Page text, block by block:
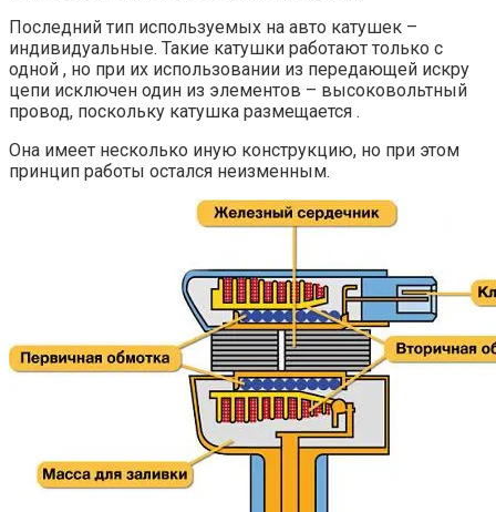
Последний тип используемых на авто катушек –
индивидуальные. Такие катушки работают только с
одной , но при их использовании из передающей искру
цепи исключен один из элементов – высоковольтный
провод, поскольку катушка размещается .
Она имеет несколько иную конструкцию, но при этом
принцип работы остался неизменным.